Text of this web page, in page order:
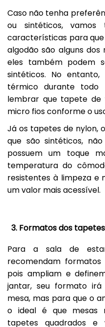
Caso não tenha
ou sintéticos,
características para
algodão são alguns dos
eles também podem
sintéticos. No
térmico durante todo
lembrar que tapete de
micro fios conforme o
Já os tapetes de nylon,
que são sintéticos,
possuem um toque
temperatura do
resistentes à limpeza e
um valor mais acessível.
3. Formatos dos
Para a sala de
recomendam formatos
pois ampliam e
jantar, seu formato
mesa, mas para que o
o ideal é que mesas
tapetes quadrados e